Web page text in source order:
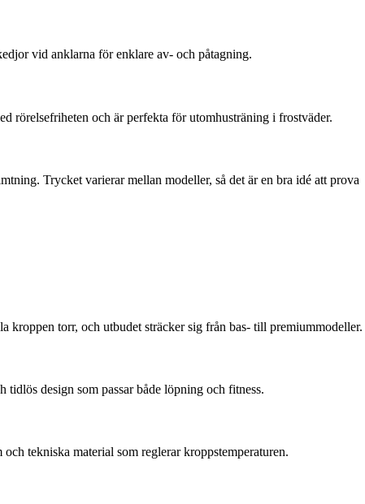
vid anklarna för enklare av- och påtagning.
rörelsefriheten och är perfekta för utomhusträning i frostväder.
Trycket varierar mellan modeller, så det är en bra idé att prova
torr, och utbudet sträcker sig från bas- till premiummodeller.
design som passar både löpning och fitness.
tekniska material som reglerar kroppstemperaturen.